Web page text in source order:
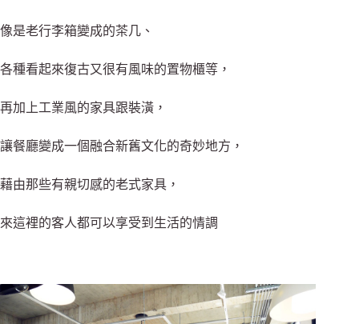
像是老行李箱變成的茶几、
各種看起來復古又很有風味的置物櫃等，
再加上工業風的家具跟裝潢，
讓餐廳變成一個融合新舊文化的奇妙地方，
藉由那些有親切感的老式家具，
來這裡的客人都可以享受到生活的情調